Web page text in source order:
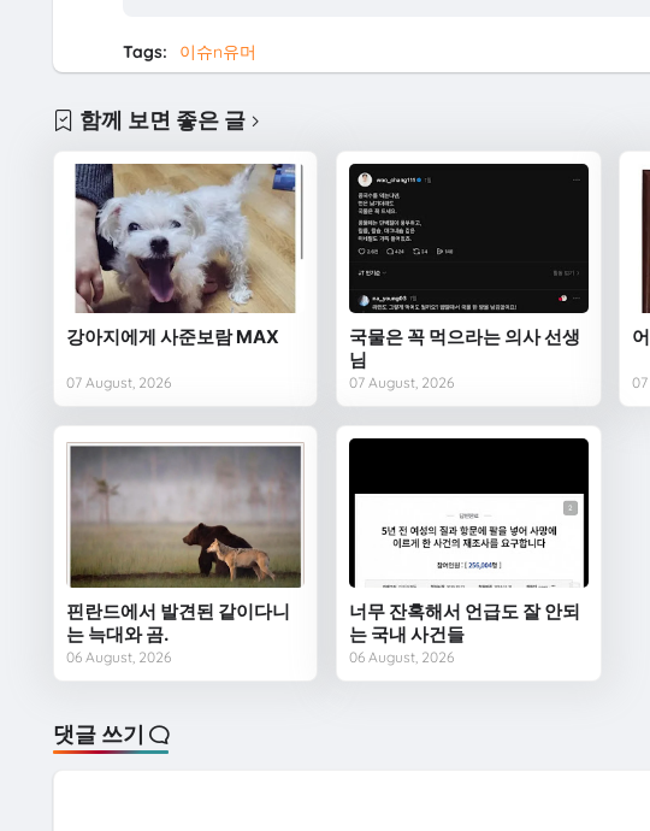
Tags: 이슈n유머
함께 보면 좋은 글
강아지에게 사준보람 MAX
07 August, 2026
국물은 꼭 먹으라는 의사 선생
님
07 August, 2026
핀란드에서 발견된 같이다니
는 늑대와 곰.
06 August, 2026
너무 잔혹해서 언급도 잘 안되
는 국내 사건들
06 August, 2026
댓글 쓰기